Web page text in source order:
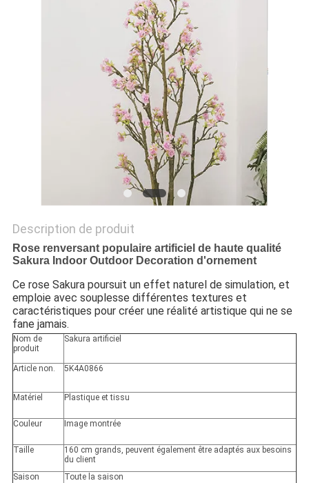
POLITIQUE
DE
CONFIDENTIALITÉ
Description de produit
Rose renversant populaire artificiel de haute qualité
Sakura Indoor Outdoor Decoration d'ornement
Ce rose Sakura poursuit un effet naturel de simulation, et
emploie avec souplesse différentes textures et
caractéristiques pour créer une réalité artistique qui ne se
fane jamais.
Nom de
produit
Sakura artificiel
Article non. 5K4A0866
Matériel Plastique et tissu
Couleur Image montrée
Taille
160 cm grands, peuvent également être adaptés aux besoins
du client
Saison
Toute la saison